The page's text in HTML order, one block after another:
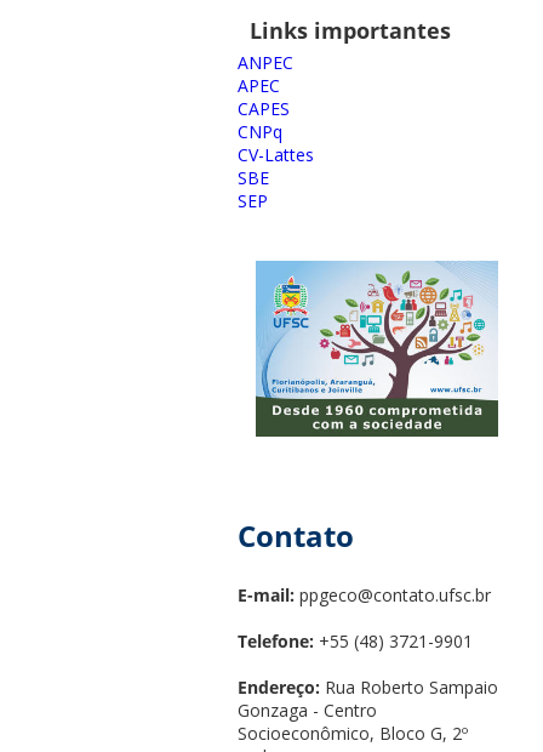
Links importantes
ANPEC
APEC
CAPES
CNPq
CV-Lattes
SBE
SEP
Contato
E-mail: ppgeco@contato.ufsc.br
Telefone: +55 (48) 3721-9901
Endereço: Rua Roberto Sampaio
Gonzaga - Centro
Socioeconômico, Bloco G, 2º